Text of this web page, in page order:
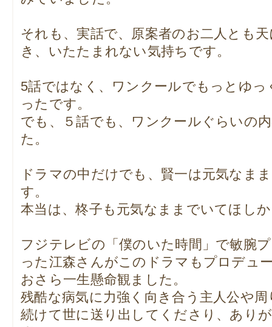
それも、実話で、原案者のお二人とも
き、いたたまれない気持ちです。
5話ではなく、ワンクールでもっとゆ
ったです。
でも、５話でも、ワンクールぐらいの
た。
ドラマの中だけでも、賢一は元気なま
す。
本当は、柊子も元気なままでいてほし
フジテレビの「僕のいた時間」で敏腕
った江森さんがこのドラマもプロデュ
おさら一生懸命観ました。
残酷な病気に力強く向き合う主人公や
続けて世に送り出してくださり、あり